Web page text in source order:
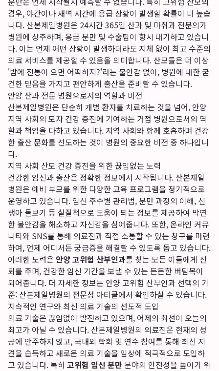
경우, 야간이나 새벽 시간에 응급 상황이 발생할 확률이 더 높습
니다. 산본제일병원은 24시간 365일 산과 및 마취과 전문의가
병원에 상주하며, 응급 분만 및 수술팀이 항시 대기하고 있습니
다. 이는 언제 어떤 상황이 발생하더라도 지체 없이 최고 수준의
의료 서비스를 제공할 수 있음을 의미합니다. 산모들은 더 이상
'밤에 진통이 오면 어떡하지?'라는 불안감 없이, 병원에 대한 굳
건한 믿음을 가지고 편안하게 출산을 준비할 수 있습니다.
안양 산과 전문 병원으로서의 역할과 비전
산본제일병원은 단순히 개별 환자를 치료하는 것을 넘어, 안양
지역 사회의 모자 건강 증진에 기여하는 거점 병원으로서의 역
할과 책임을 다하고 있습니다. 지역 사회와 함께 호흡하며 건강
한 출산 문화를 선도하는 것이 병원의 중요한 비전 중 하나입니
다.
지역 사회 산모 건강 증진을 위한 끊임없는 노력
건강한 임신과 출산은 정확한 정보에서 시작됩니다. 산본제일
병원은 예비 부모를 위한 다양한 교육 프로그램을 정기적으로
운영하고 있습니다. 임신 주수별 관리법, 분만 과정의 이해, 신
생아 돌보기 등 실질적으로 도움이 되는 정보를 제공하여 막연
한 불안감을 해소하고 자신감을 심어줍니다. 또한, 온라인 커뮤
니티와 SNS를 통해 의료진과 직접 소통할 수 있는 창구를 마련
하여, 언제 어디서든 궁금증을 해결할 수 있도록 돕고 있습니다.
이러한 노력은 안양 고위험 산부인과를 찾는 모든 이들에게 신
뢰를 주며, 건강한 임신 기간을 보낼 수 있는 든든한 버팀목이
되어줍니다. 더 자세한 정보는 안양 고위험 산부인과 선택의 기
준: 산본제일병원의 전문성 아티클에서 확인하실 수 있습니다.
지속적인 연구와 최신 의료 기술의 선도적 도입
의료 기술은 끊임없이 발전하고 있으며, 어제의 최선이 오늘의
최고가 아닐 수 있습니다. 산본제일병원의 의료진은 현재의 성
공에 안주하지 않고, 국내외 학회 및 연수 참여를 통해 최신 지
견을 습득하고 새로운 의료 기술을 임상에 적극적으로 도입하
고 있습니다. 특히 고위험 임신 분만 분야의 안전성을 높이기 위